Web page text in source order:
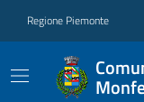
Regione Piemonte